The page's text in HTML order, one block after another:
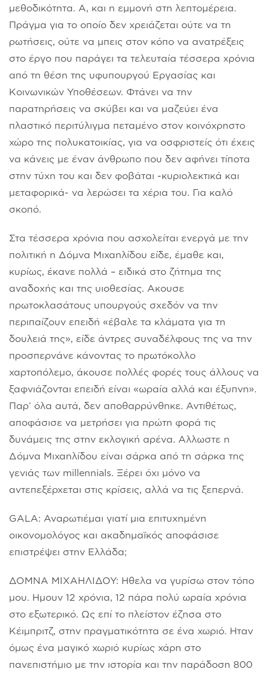
μεθοδικότητα. Α, και η εμμονή στη λεπτομέρεια.
Πράγμα για το οποίο δεν χρειάζεται ούτε να τη
ρωτήσεις, ούτε να μπεις στον κόπο να ανατρέξεις
στο έργο που παράγει τα τελευταία τέσσερα χρόνια
από τη θέση της υφυπουργού Εργασίας και
Κοινωνικών Υποθέσεων. Φτάνει να την
παρατηρήσεις να σκύβει και να μαζεύει ένα
πλαστικό περιτύλιγμα πεταμένο στον κοινόχρηστο
χώρο της πολυκατοικίας, για να οσφριστείς ότι έχεις
να κάνεις με έναν άνθρωπο που δεν αφήνει τίποτα
στην τύχη του και δεν φοβάται -κυριολεκτικά και
μεταφορικά- να λερώσει τα χέρια του. Για καλό
σκοπό.
Στα τέσσερα χρόνια που ασχολείται ενεργά με την
πολιτική η Δόμνα Μιχαηλίδου είδε, έμαθε και,
κυρίως, έκανε πολλά – ειδικά στο ζήτημα της
αναδοχής και της υιοθεσίας. Ακουσε
πρωτοκλασάτους υπουργούς σχεδόν να την
περιπαίζουν επειδή «έβαλε τα κλάματα για τη
δουλειά της», είδε άντρες συναδέλφους της να την
προσπερνάνε κάνοντας το πρωτόκολλο
χαρτοπόλεμο, άκουσε πολλές φορές τους άλλους να
ξαφνιάζονται επειδή είναι «ωραία αλλά και έξυπνη».
Παρ’ όλα αυτά, δεν αποθαρρύνθηκε. Αντιθέτως,
αποφάσισε να μετρήσει για πρώτη φορά τις
δυνάμεις της στην εκλογική αρένα. Αλλωστε η
Δόμνα Μιχαηλίδου είναι σάρκα από τη σάρκα της
γενιάς των millennials. Ξέρει όχι μόνο να
αντεπεξέρχεται στις κρίσεις, αλλά να τις ξεπερνά.
GALA: Αναρωτιέμαι γιατί μια επιτυχημένη
οικονομολόγος και ακαδημαϊκός αποφάσισε
επιστρέψει στην Ελλάδα;
ΔΟΜΝΑ ΜΙΧΑΗΛΙΔΟΥ: Ηθελα να γυρίσω στον τόπο
μου. Ημουν 12 χρόνια, 12 πάρα πολύ ωραία χρόνια
στο εξωτερικό. Ως επί το πλείστον έζησα στο
Κέιμπριτζ, στην πραγματικότητα σε ένα χωριό. Ηταν
όμως ένα μαγικό χωριό κυρίως χάρη στο
πανεπιστήμιο με την ιστορία και την παράδοση 800